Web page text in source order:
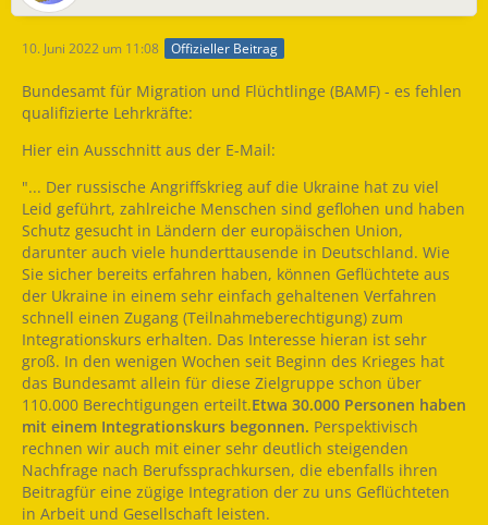
10. Juni 2022 um 11:08 Offizieller Beitrag
Bundesamt für Migration und Flüchtlinge (BAMF) - es fehlen
qualifizierte Lehrkräfte:
Hier ein Ausschnitt aus der E-Mail:
"... Der russische Angriffskrieg auf die Ukraine hat zu viel
Leid geführt, zahlreiche Menschen sind geflohen und haben
Schutz gesucht in Ländern der europäischen Union,
darunter auch viele hunderttausende in Deutschland. Wie
Sie sicher bereits erfahren haben, können Geflüchtete aus
der Ukraine in einem sehr einfach gehaltenen Verfahren
schnell einen Zugang (Teilnahmeberechtigung) zum
Integrationskurs erhalten. Das Interesse hieran ist sehr
groß. In den wenigen Wochen seit Beginn des Krieges hat
das Bundesamt allein für diese Zielgruppe schon über
110.000 Berechtigungen erteilt.Etwa 30.000 Personen haben
mit einem Integrationskurs begonnen. Perspektivisch
rechnen wir auch mit einer sehr deutlich steigenden
Nachfrage nach Berufssprachkursen, die ebenfalls ihren
Beitragfür eine zügige Integration der zu uns Geflüchteten
in Arbeit und Gesellschaft leisten.